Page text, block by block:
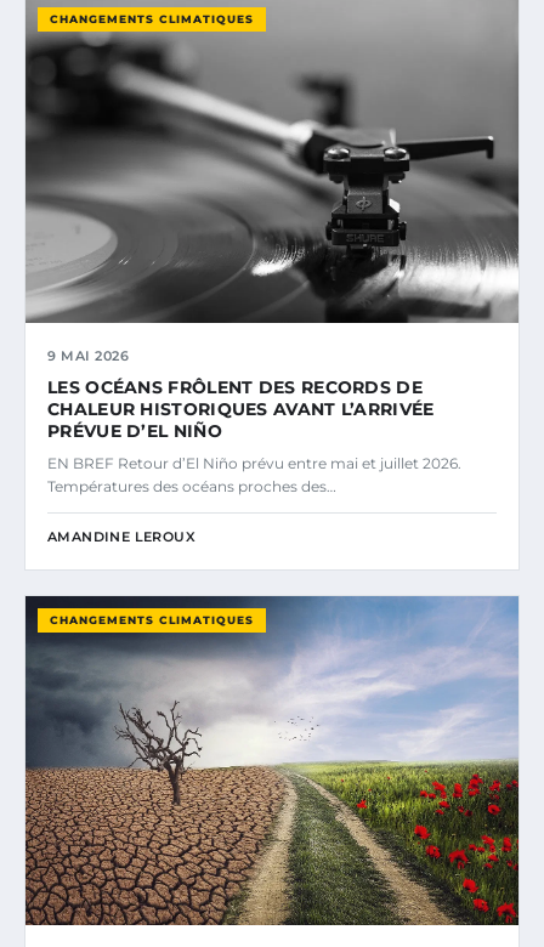
CHANGEMENTS CLIMATIQUES
9 MAI 2026
LES OCÉANS FRÔLENT DES RECORDS DE
CHALEUR HISTORIQUES AVANT L’ARRIVÉE
PRÉVUE D’EL NIÑO
EN BREF Retour d’El Niño prévu entre mai et juillet 2026.
Températures des océans proches des…
AMANDINE LEROUX
CHANGEMENTS CLIMATIQUES